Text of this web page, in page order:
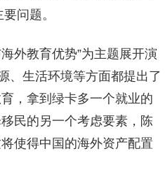
问题。
外教育优势”为主题展开演
、生活环境等方面都提出了
，拿到绿卡多一个就业的
民的另一个考虑要素，陈
使得中国的海外资产配置